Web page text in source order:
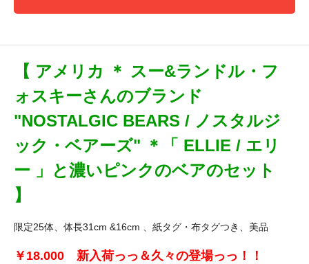
【 アメリカ ＊ スー&ランドル・フ
ォスキーさんのブランド
"NOSTALGIC BEARS / ノスタルジ
ック・ベアーズ" ＊「 ELLIE / エリ
ー 」と濃いピンクのベアのセット
】
限定25体、体長31cm &16cm 、紙タグ・布タグつき、美品
￥18.000 新入荷っっ＆久々の登場っっ！！